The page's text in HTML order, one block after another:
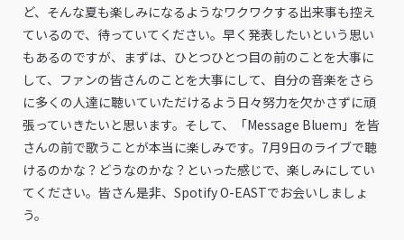
ど、そんな夏も楽しみになるようなワクワクする出来事も控え
ているので、待っていてください。早く発表したいという思い
もあるのですが、まずは、ひとつひとつ目の前のことを大事に
して、ファンの皆さんのことを大事にして、自分の音楽をさら
に多くの人達に聴いていただけるよう日々努力を欠かさずに頑
張っていきたいと思います。そして、「Message Bluem」を皆
さんの前で歌うことが本当に楽しみです。7月9日のライブで聴
けるのかな？どうなのかな？といった感じで、楽しみにしてい
てください。皆さん是非、Spotify O-EASTでお会いしましょ
う。